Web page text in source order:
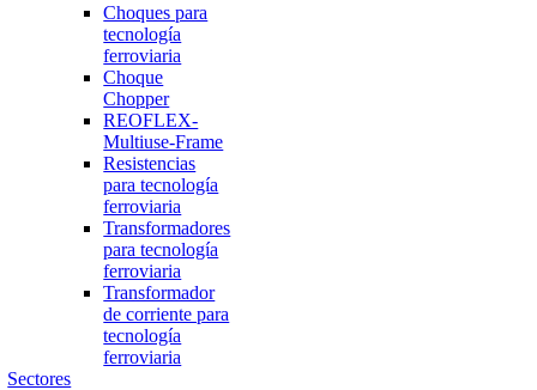
Choques para
tecnología
ferroviaria
Choque
Chopper
REOFLEX-
Multiuse-Frame
Resistencias
para tecnología
ferroviaria
Transformadores
para tecnología
ferroviaria
Transformador
de corriente para
tecnología
ferroviaria
Sectores